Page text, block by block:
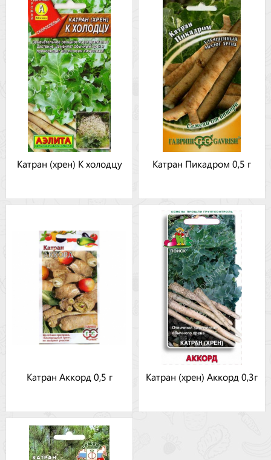
Катран (хрен) К холодцу Катран Пикадром 0,5 г
Катран Аккорд 0,5 г Катран (хрен) Аккорд 0,3г